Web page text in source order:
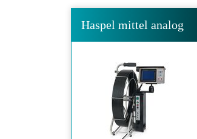
Haspel mittel analog